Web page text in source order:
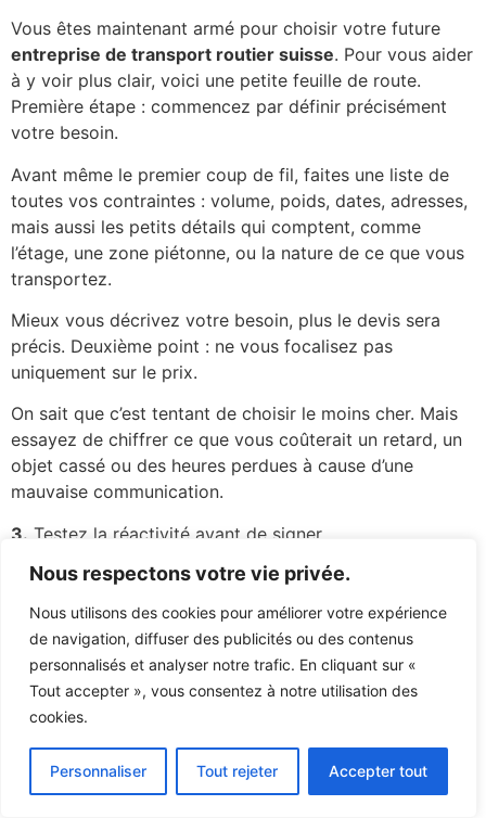
Nous respectons votre vie privée.
Nous utilisons des cookies pour améliorer votre expérience
de navigation, diffuser des publicités ou des contenus
personnalisés et analyser notre trafic. En cliquant sur «
Tout accepter », vous consentez à notre utilisation des
cookies.
Personnaliser Tout rejeter Accepter tout
Vous êtes maintenant armé pour choisir votre future
entreprise de transport routier suisse. Pour vous aider
à y voir plus clair, voici une petite feuille de route.
Première étape : commencez par définir précisément
votre besoin.
Avant même le premier coup de fil, faites une liste de
toutes vos contraintes : volume, poids, dates, adresses,
mais aussi les petits détails qui comptent, comme
l’étage, une zone piétonne, ou la nature de ce que vous
transportez.
Mieux vous décrivez votre besoin, plus le devis sera
précis. Deuxième point : ne vous focalisez pas
uniquement sur le prix.
On sait que c’est tentant de choisir le moins cher. Mais
essayez de chiffrer ce que vous coûterait un retard, un
objet cassé ou des heures perdues à cause d’une
mauvaise communication.
3. Testez la réactivité avant de signer.
Envoyez un email, passez un coup de fil. Combien de
temps mettent-ils à répondre ? La réponse est-elle
claire ?
Si c’est compliqué avant la vente, imaginez ce que ce
sera après en cas de problème.
4. Demandez des preuves.